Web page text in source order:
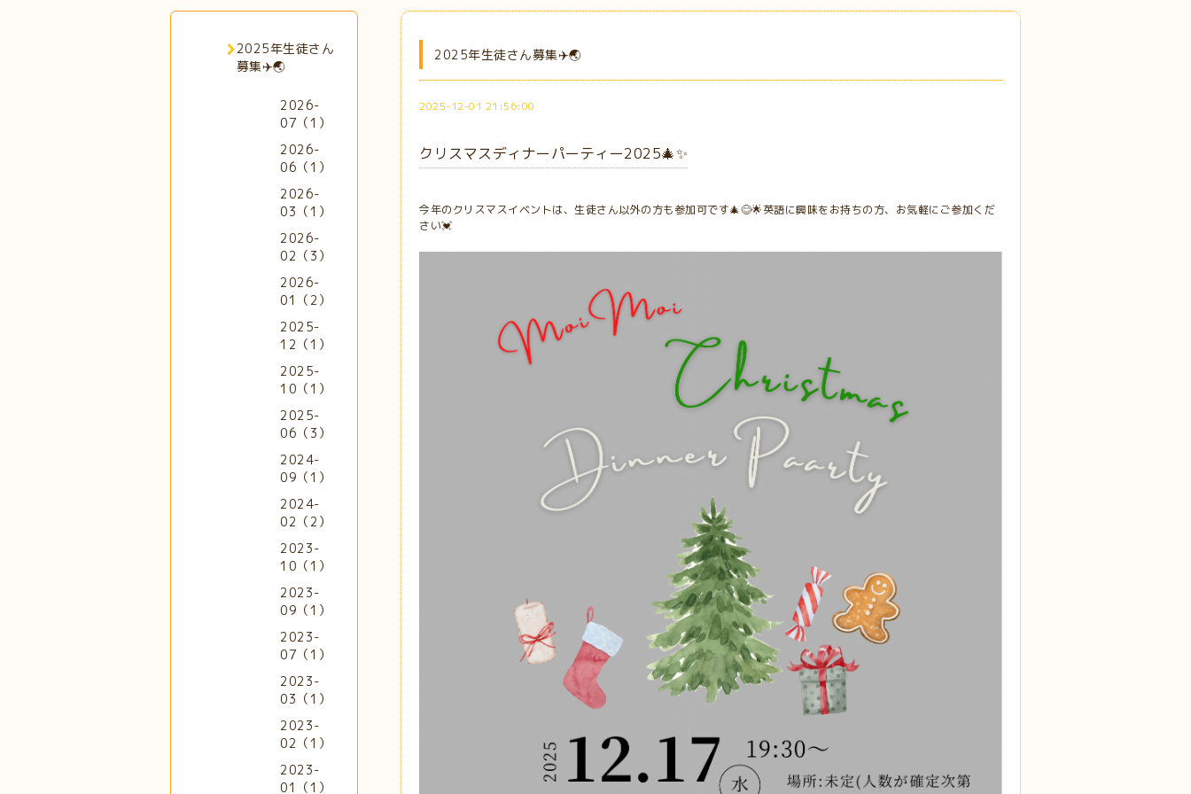
2025年生徒さん募集✈️🌏
2025-12-01 21:56:00
クリスマスディナーパーティー2025🎄✨
今年のクリスマスイベントは、生徒さん以外の方も参加可です🎄😊🌟英語に興味をお持ちの方、お気軽にご参加くだ
さい💓
2025年生徒さん
募集✈️🌏
2026-
07（1）
2026-
06（1）
2026-
03（1）
2026-
02（3）
2026-
01（2）
2025-
12（1）
2025-
10（1）
2025-
06（3）
2024-
09（1）
2024-
02（2）
2023-
10（1）
2023-
09（1）
2023-
07（1）
2023-
03（1）
2023-
02（1）
2023-
01（1）